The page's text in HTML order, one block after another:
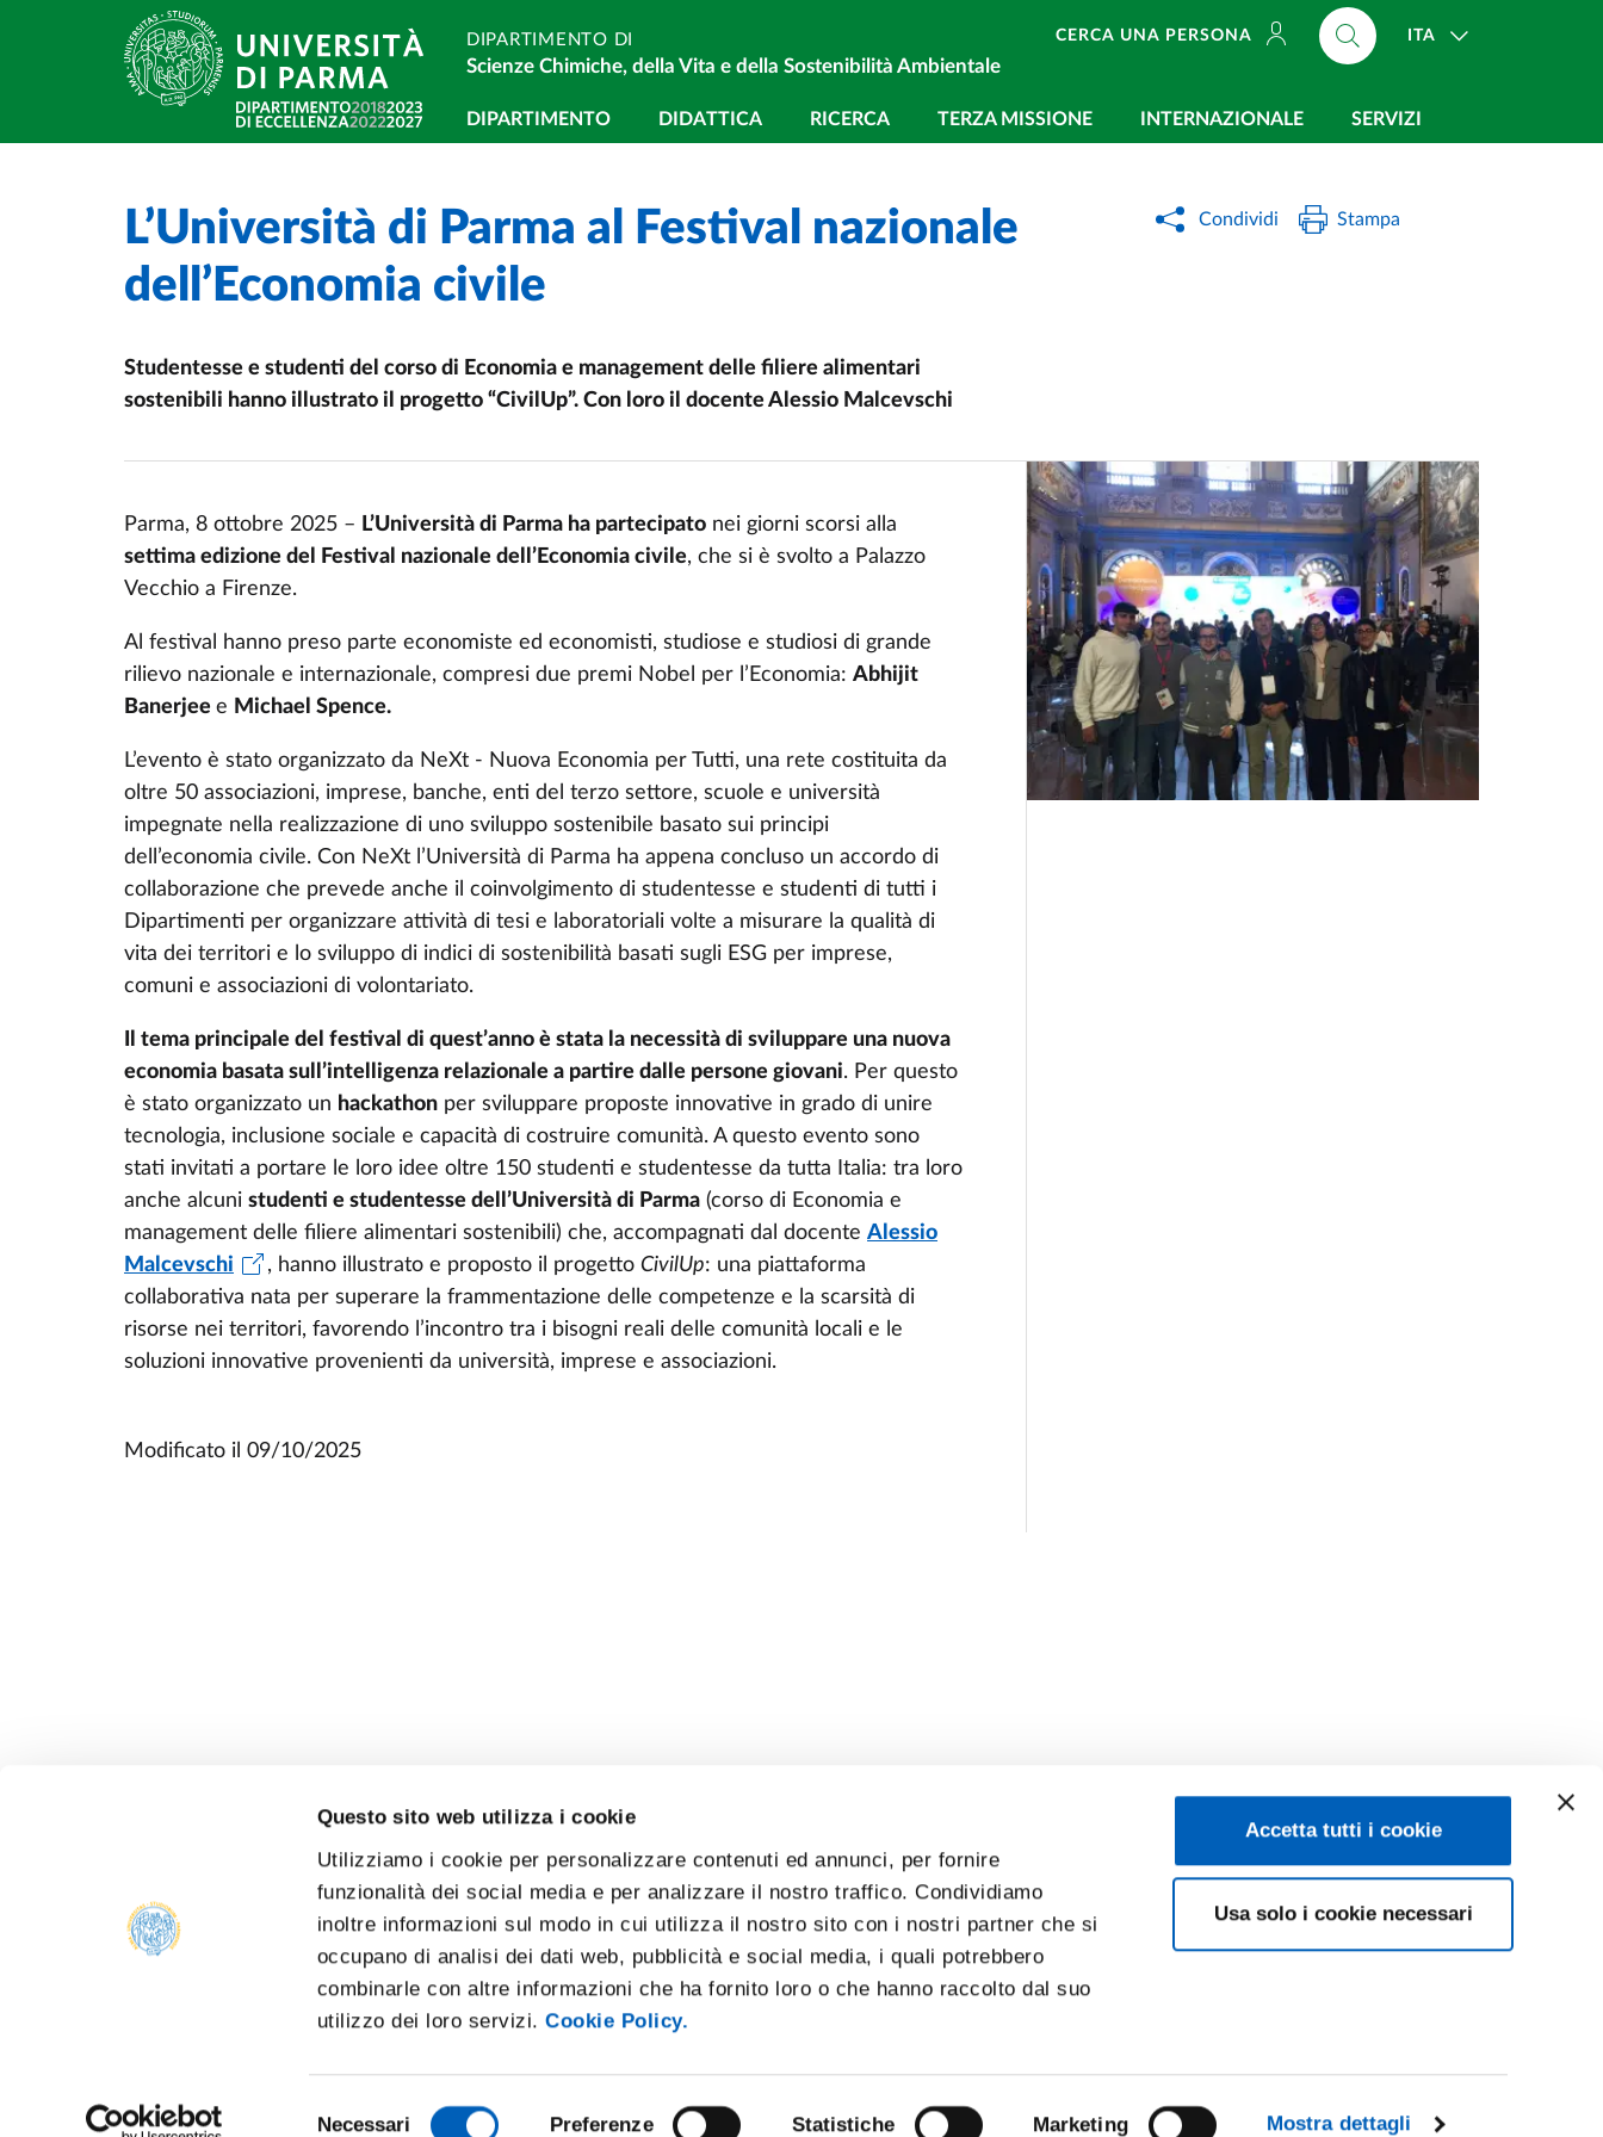
Questo sito web utilizza i cookie
Utilizziamo i cookie per personalizzare contenuti ed annunci, per fornire
funzionalità dei social media e per analizzare il nostro traffico. Condividiamo
inoltre informazioni sul modo in cui utilizza il nostro sito con i nostri partner che si
occupano di analisi dei dati web, pubblicità e social media, i quali potrebbero
combinarle con altre informazioni che ha fornito loro o che hanno raccolto dal suo
utilizzo dei loro servizi.Cookie Policy.
Necessari Preferenze Statistiche Marketing Mostra dettagli
Accetta tutti i cookie
Usa solo i cookie necessari
Salta al contenuto principale
Skip to footer
DIPARTIMENTO DI
Scienze Chimiche, della Vita e della Sostenibilità Ambientale
CERCA UNA PERSONA ITA
Navigazione principale
DIPARTIMENTO DIDATTICA RICERCA TERZA MISSIONE INTERNAZIONALE SERVIZI
Home
L’Università di Parma al Festival nazionale
dell’Economia civile
Studentesse e studenti del corso di Economia e management delle filiere alimentari
sostenibili hanno illustrato il progetto “CivilUp”. Con loro il docente Alessio Malcevschi
Condividi Stampa
Parma, 8 ottobre 2025 – L’Università di Parma ha partecipato nei giorni scorsi alla
settima edizione del Festival nazionale dell’Economia civile, che si è svolto a Palazzo
Vecchio a Firenze.
Al festival hanno preso parte economiste ed economisti, studiose e studiosi di grande
rilievo nazionale e internazionale, compresi due premi Nobel per l’Economia:Abhijit
Banerjeee Michael Spence.
L’evento è stato organizzato da NeXt - Nuova Economia per Tutti, una rete costituita da
oltre 50 associazioni, imprese, banche, enti del terzo settore, scuole e università
impegnate nella realizzazione di uno sviluppo sostenibile basato sui principi
dell’economia civile. Con NeXt l’Università di Parma ha appena concluso un accordo di
collaborazione che prevede anche il coinvolgimento di studentesse e studenti di tutti i
Dipartimenti per organizzare attività di tesi e laboratoriali volte a misurare la qualità di
vita dei territori e lo sviluppo di indici di sostenibilità basati sugli ESG per imprese,
comuni e associazioni di volontariato.
Il tema principale del festival di quest’anno è stata la necessità di sviluppare una nuova
economia basata sull’intelligenza relazionale a partire dalle persone giovani. Per questo
è stato organizzato un hackathon per sviluppare proposte innovative in grado di unire
tecnologia, inclusione sociale e capacità di costruire comunità. A questo evento sono
stati invitati a portare le loro idee oltre 150 studenti e studentesse da tutta Italia: tra loro
anche alcunistudenti e studentesse dell’Università di Parma (corso di Economia e
management delle filiere alimentari sostenibili) che, accompagnati dal docenteAlessio
Malcevschi
, hanno illustrato e proposto il progetto CivilUp: una piattaforma
collaborativa nata per superare la frammentazione delle competenze e la scarsità di
risorse nei territori, favorendo l’incontro tra i bisogni reali delle comunità locali e le
soluzioni innovative provenienti da università, imprese e associazioni.
Modificato il09/10/2025